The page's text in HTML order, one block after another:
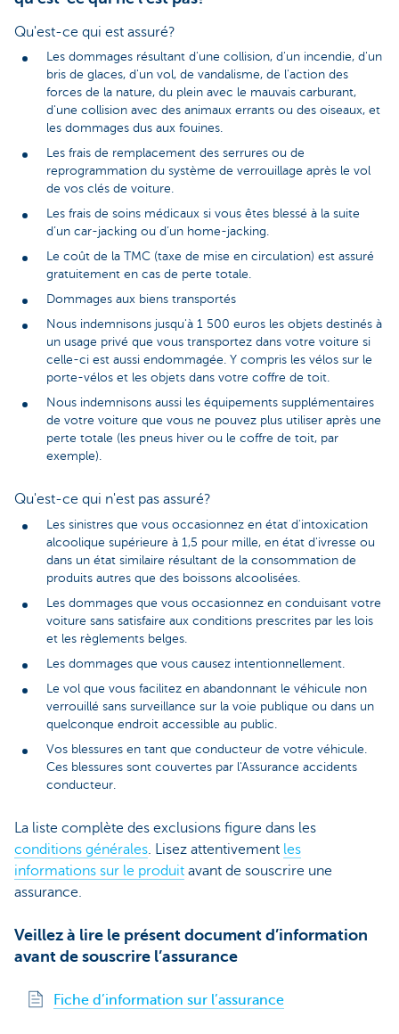
Qu'est-ce qui est assuré?
Les dommages résultant d'une collision, d'un incendie, d'un
bris de glaces, d'un vol, de vandalisme, de l'action des
forces de la nature, du plein avec le mauvais carburant,
d'une collision avec des animaux errants ou des oiseaux, et
les dommages dus aux fouines.
Les frais de remplacement des serrures ou de
reprogrammation du système de verrouillage après le vol
de vos clés de voiture.
Les frais de soins médicaux si vous êtes blessé à la suite
d’un car-jacking ou d’un home-jacking.
Le coût de la TMC (taxe de mise en circulation) est assuré
gratuitement en cas de perte totale.
Dommages aux biens transportés
Nous indemnisons jusqu'à 1 500 euros les objets destinés à
un usage privé que vous transportez dans votre voiture si
celle-ci est aussi endommagée. Y compris les vélos sur le
porte-vélos et les objets dans votre coffre de toit.
Nous indemnisons aussi les équipements supplémentaires
de votre voiture que vous ne pouvez plus utiliser après une
perte totale (les pneus hiver ou le coffre de toit, par
exemple).
Qu'est-ce qui n'est pas assuré?
Les sinistres que vous occasionnez en état d'intoxication
alcoolique supérieure à 1,5 pour mille, en état d'ivresse ou
dans un état similaire résultant de la consommation de
produits autres que des boissons alcoolisées.
Les dommages que vous occasionnez en conduisant votre
voiture sans satisfaire aux conditions prescrites par les lois
et les règlements belges.
Les dommages que vous causez intentionnellement.
Le vol que vous facilitez en abandonnant le véhicule non
verrouillé sans surveillance sur la voie publique ou dans un
quelconque endroit accessible au public.
Vos blessures en tant que conducteur de votre véhicule.
Ces blessures sont couvertes par l'Assurance accidents
conducteur.
La liste complète des exclusions figure dans les
conditions générales. Lisez attentivement les
informations sur le produit avant de souscrire une
assurance.
Veillez à lire le présent document d’information
avant de souscrire l’assurance
Fiche d’information sur l’assurance